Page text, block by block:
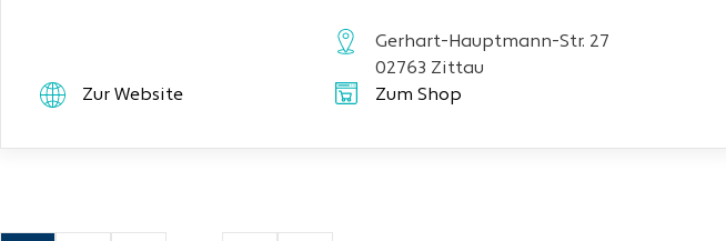
Gerhart-Hauptmann-Str. 27
02763 Zittau
Zur Website
Zum Shop